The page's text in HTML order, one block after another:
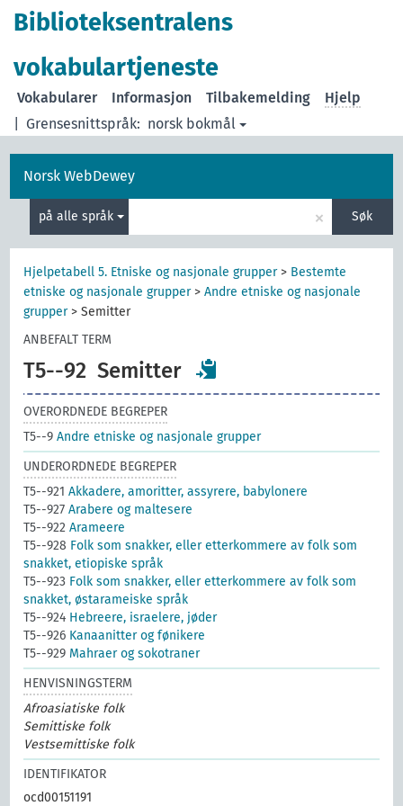
Biblioteksentralens
vokabulartjeneste
Grensesnittspråk: norsk bokmål
Vokabularer Informasjon Tilbakemelding Hjelp
Norsk WebDewey
på alle språk × Søk
Hjelpetabell 5. Etniske og nasjonale grupper> Bestemte
etniske og nasjonale grupper>Andre etniske og nasjonale
grupper>Semitter
ANBEFALT TERM
T5--92 Semitter
OVERORDNEDE BEGREPER
T5--9Andre etniske og nasjonale grupper
UNDERORDNEDE BEGREPER
T5--921Akkadere, amoritter, assyrere, babylonere
T5--927Arabere og maltesere
T5--922Arameere
T5--928 Folk som snakker, eller etterkommere av folk som
snakket, etiopiske språk
T5--923 Folk som snakker, eller etterkommere av folk som
snakket, østarameiske språk
T5--924 Hebreere, israelere, jøder
T5--926 Kanaanitter og fønikere
T5--929 Mahraer og sokotraner
HENVISNINGSTERM
Afroasiatiske folk
Semittiske folk
Vestsemittiske folk
IDENTIFIKATOR
ocd00151191